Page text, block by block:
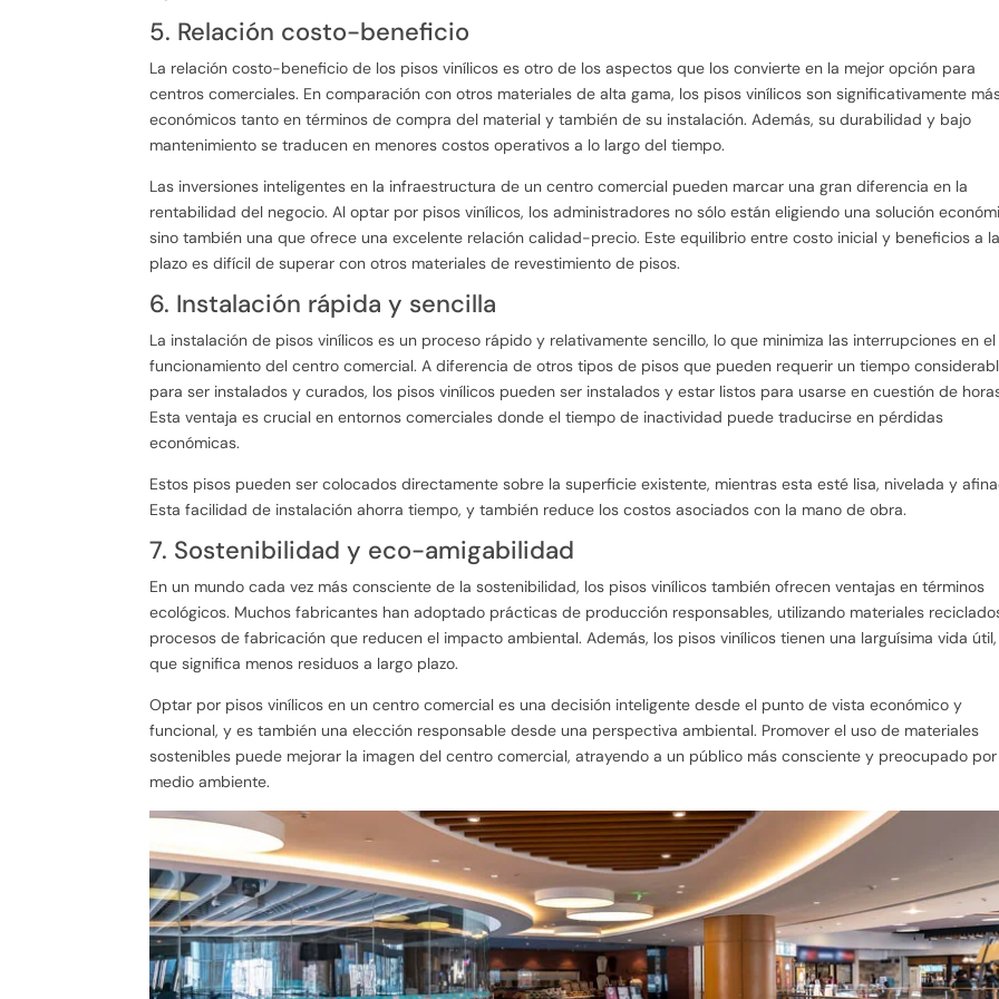
5. Relación costo-beneficio
La relación costo-beneficio de los pisos vinílicos es otro de los aspectos que los convierte en la mejor opción para
centros comerciales. En comparación con otros materiales de alta gama, los pisos vinílicos son significativamente
económicos tanto en términos de compra del material y también de su instalación. Además, su durabilidad y bajo
mantenimiento se traducen en menores costos operativos a lo largo del tiempo.
Las inversiones inteligentes en la infraestructura de un centro comercial pueden marcar una gran diferencia en la
rentabilidad del negocio. Al optar por pisos vinílicos, los administradores no sólo están eligiendo una solución
sino también una que ofrece una excelente relación calidad-precio. Este equilibrio entre costo inicial y beneficios a
plazo es difícil de superar con otros materiales de revestimiento de pisos.
6. Instalación rápida y sencilla
La instalación de pisos vinílicos es un proceso rápido y relativamente sencillo, lo que minimiza las interrupciones en el
funcionamiento del centro comercial. A diferencia de otros tipos de pisos que pueden requerir un tiempo
para ser instalados y curados, los pisos vinílicos pueden ser instalados y estar listos para usarse en cuestión de
Esta ventaja es crucial en entornos comerciales donde el tiempo de inactividad puede traducirse en pérdidas
económicas.
Estos pisos pueden ser colocados directamente sobre la superficie existente, mientras esta esté lisa, nivelada y
Esta facilidad de instalación ahorra tiempo, y también reduce los costos asociados con la mano de obra.
7. Sostenibilidad y eco-amigabilidad
En un mundo cada vez más consciente de la sostenibilidad, los pisos vinílicos también ofrecen ventajas en términos
ecológicos. Muchos fabricantes han adoptado prácticas de producción responsables, utilizando materiales
procesos de fabricación que reducen el impacto ambiental. Además, los pisos vinílicos tienen una larguísima vida
que significa menos residuos a largo plazo.
Optar por pisos vinílicos en un centro comercial es una decisión inteligente desde el punto de vista económico y
funcional, y es también una elección responsable desde una perspectiva ambiental. Promover el uso de materiales
sostenibles puede mejorar la imagen del centro comercial, atrayendo a un público más consciente y preocupado
medio ambiente.